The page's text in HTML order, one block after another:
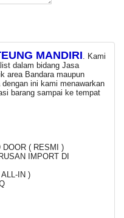
MANDIRI. Kami
dalam bidang Jasa
area Bandara maupun
ini kami menawarkan
barang sampai ke tempat
DOOR ( RESMI )
IMPORT DI
IN )